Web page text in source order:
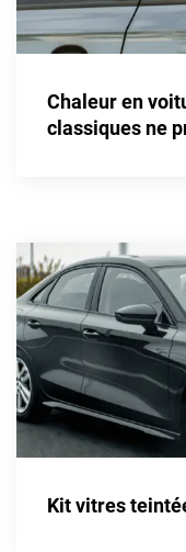
Alfa Romeo
Aston Martin
Buick
Byd
Cadillac
Changan
Chevrolet
Chrysler
Chaleur en
classiques ne
Kit vitres